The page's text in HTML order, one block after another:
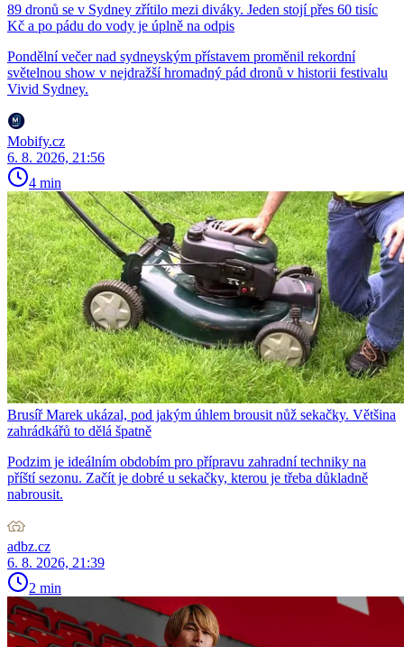
89 dronů se v Sydney zřítilo mezi diváky. Jeden stojí přes 60 tisíc
Kč a po pádu do vody je úplně na odpis
Pondělní večer nad sydneyským přístavem proměnil rekordní
světelnou show v nejdražší hromadný pád dronů v historii festivalu
Vivid Sydney.
Mobify.cz
6. 8. 2026, 21:56
4 min
Brusíř Marek ukázal, pod jakým úhlem brousit nůž sekačky. Většina
zahrádkářů to dělá špatně
Podzim je ideálním obdobím pro přípravu zahradní techniky na
příští sezonu. Začít je dobré u sekačky, kterou je třeba důkladně
nabrousit.
adbz.cz
6. 8. 2026, 21:39
2 min